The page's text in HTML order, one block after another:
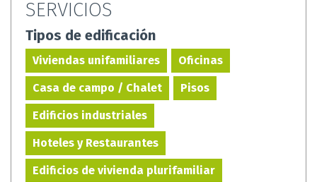
SERVICIOS
Tipos de edificación
Viviendas unifamiliares Oficinas
Casa de campo / Chalet Pisos
Edificios industriales
Hoteles y Restaurantes
Edificios de vivienda plurifamiliar